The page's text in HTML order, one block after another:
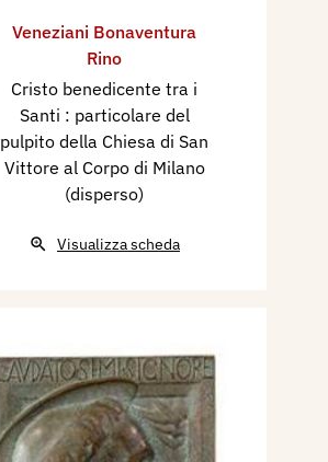
Veneziani Bonaventura
Rino
Cristo benedicente tra i
Santi : particolare del
pulpito della Chiesa di San
Vittore al Corpo di Milano
(disperso)
Visualizza scheda